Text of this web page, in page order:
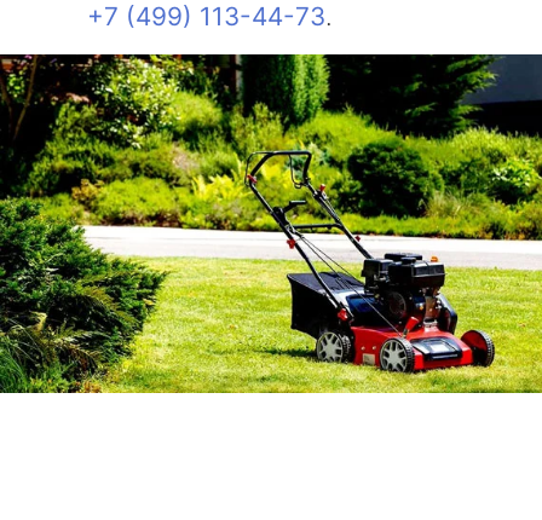
+7 (499) 113-44-73.